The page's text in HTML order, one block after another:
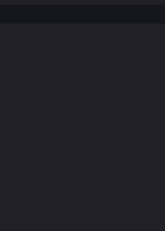
Woo Yeo.